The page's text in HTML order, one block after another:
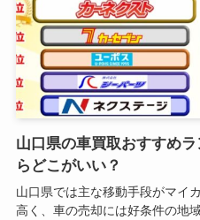
山口県の車買取おすすめ
らどこがいい？
山口県では主な移動手段がマイ
高く、車の売却には好条件の地